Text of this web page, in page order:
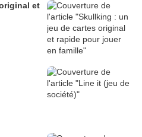
et